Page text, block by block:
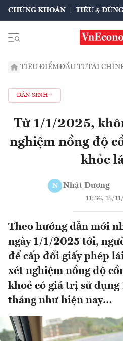
CHỨNG KHOÁN TIÊU &
TIÊU ĐIỂMĐẦU TƯTÀI
DÂN SINH
Từ 1/1/2025,
nghiệm nồng độ
khỏe
N Nhật Dương
11:36, 18/
Theo hướng dẫn mới
ngày 1/1/2025 tới,
để cấp đổi giấy phép
xét nghiệm nồng độ
khoẻ có giá trị sử dụng
tháng như hiện nay…